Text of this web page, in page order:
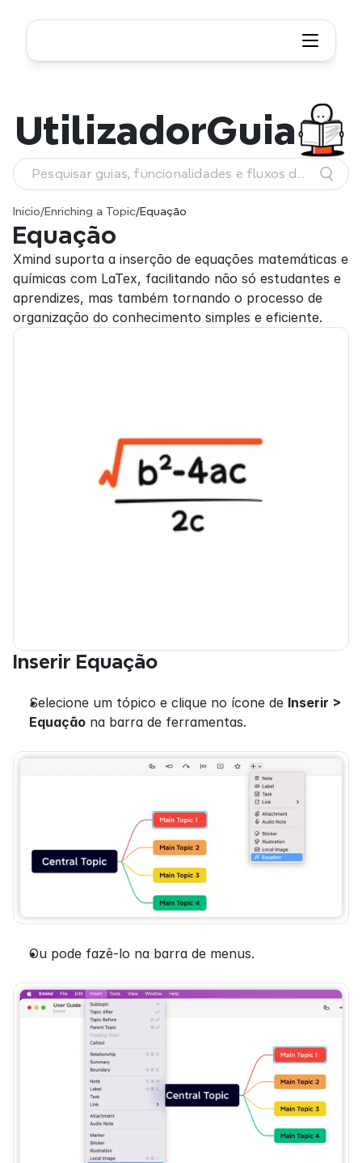
Início/Enriching a Topic/Equação
Equação
Xmind suporta a inserção de equações matemáticas e
químicas com LaTex, facilitando não só estudantes e
aprendizes, mas também tornando o processo de
organização do conhecimento simples e eficiente.
Inserir Equação
Selecione um tópico e clique no ícone de Inserir >
Equação na barra de ferramentas.
Ou pode fazê-lo na barra de menus.
UtilizadorGuia
Pesquisar guias, funcionalidades e fluxos de
trabalho